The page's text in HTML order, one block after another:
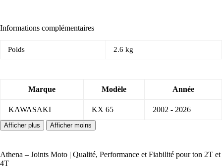
Informations complémentaires
Poids 2.6 kg
Marque Modèle Année
KAWASAKI KX 65 2002 - 2026
Athena – Joints Moto | Qualité, Performance et Fiabilité pour ton 2T et
4T